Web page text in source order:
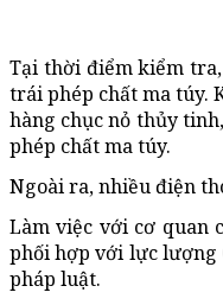
Tại thời điểm kiểm
trái phép chất ma túy.
hàng chục nỏ thủy
phép chất ma túy.
Ngoài ra, nhiều điện
Làm việc với cơ quan
phối hợp với lực lượng
pháp luật.